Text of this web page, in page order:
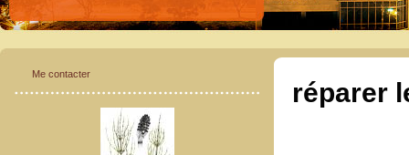
Me contacter
réparer